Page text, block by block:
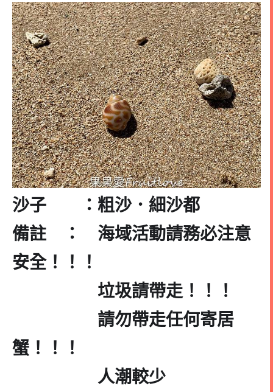
沙子 ：粗沙．細沙都
備註 ： 海域活動請務必注意
安全！！！
垃圾請帶走！！！
請勿帶走任何寄居
蟹！！！
人潮較少